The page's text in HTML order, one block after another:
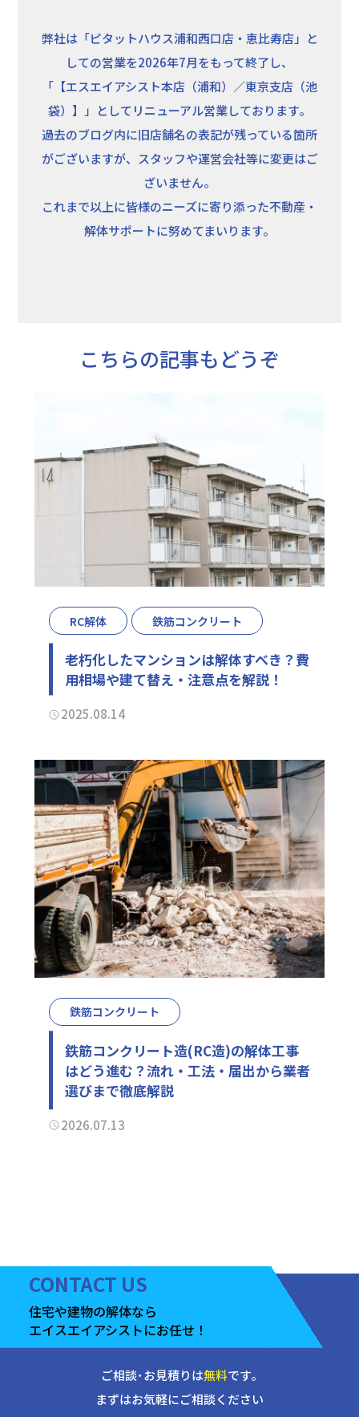
弊社は「ピタットハウス浦和西口店・恵比寿店」と
しての営業を2026年7月をもって終了し、
「【エスエイアシスト本店（浦和）／東京支店（池
袋）】」としてリニューアル営業しております。
過去のブログ内に旧店舗名の表記が残っている箇所
がございますが、スタッフや運営会社等に変更はご
ざいません。
これまで以上に皆様のニーズに寄り添った不動産・
解体サポートに努めてまいります。
こちらの記事もどうぞ
RC解体 鉄筋コンクリート
老朽化したマンションは解体すべき？費
用相場や建て替え・注意点を解説！
2025.08.14
鉄筋コンクリート
鉄筋コンクリート造(RC造)の解体工事
はどう進む？流れ・工法・届出から業者
選びまで徹底解説
2026.07.13
CONTACT US
住宅や建物の解体なら
エイスエイアシストにお任せ！
ご相談･お見積りは無料です｡
まずはお気軽にご相談ください